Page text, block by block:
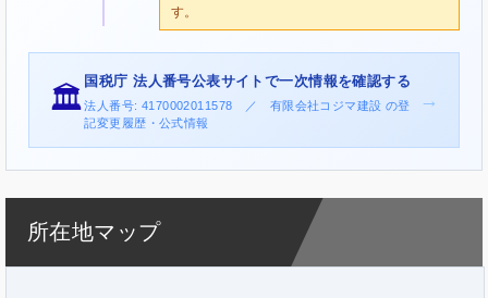
す。
🏛️
国税庁 法人番号公表サイトで一次情報を確認する
法人番号: 4170002011578 ／ 有限会社コジマ建設 の登
記変更履歴・公式情報
→
所在地マップ